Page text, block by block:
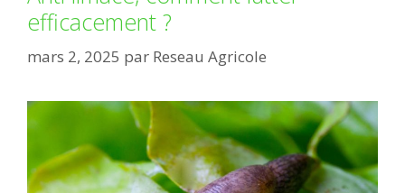
efficacement ?
mars 2, 2025 par Reseau Agricole